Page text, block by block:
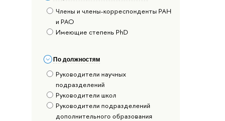
Члены и члены-корреспонденты РАН
и РАО
Имеющие степень PhD
По должностям
Руководители научных
подразделений
Руководители школ
Руководители подразделений
дополнительного образования